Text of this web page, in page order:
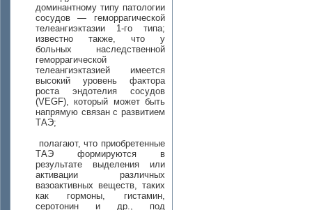
доминантному типу патологии
сосудов — геморрагической
телеангиэктазии 1-го типа;
известно также, что у
больных наследственной
геморрагической
телеангиэктазией имеется
высокий уровень фактора
роста эндотелия сосудов
(VEGF), который может быть
напрямую связан с развитием
ТАЭ;
полагают, что приобретенные
ТАЭ формируются в
результате выделения или
активации различных
вазоактивных веществ, таких
как гормоны, гистамин,
серотонин и др., под